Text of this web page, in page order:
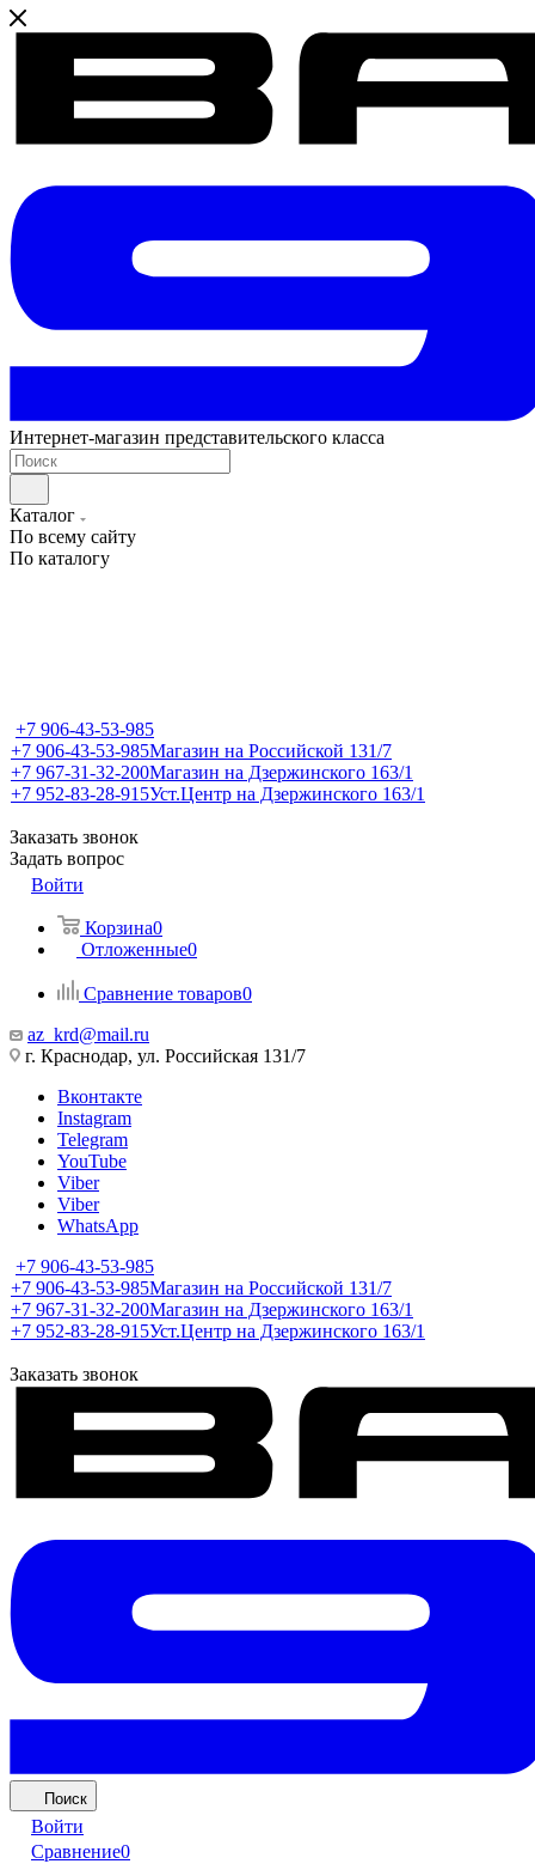
Интернет-магазин представительского класса
Каталог
По всему сайту
По каталогу
+7 906-43-53-985
+7 906-43-53-985Магазин на Российской 131/7
+7 967-31-32-200Магазин на Дзержинского 163/1
+7 952-83-28-915Уст.Центр на Дзержинского 163/1
Заказать звонок
Задать вопрос
Войти
Корзина0
Отложенные0
Сравнение товаров0
az_krd@mail.ru
г. Краснодар, ул. Российская 131/7
Вконтакте
Instagram
Telegram
YouTube
Viber
Viber
WhatsApp
+7 906-43-53-985
+7 906-43-53-985Магазин на Российской 131/7
+7 967-31-32-200Магазин на Дзержинского 163/1
+7 952-83-28-915Уст.Центр на Дзержинского 163/1
Заказать звонок
Поиск
Войти
Сравнение0